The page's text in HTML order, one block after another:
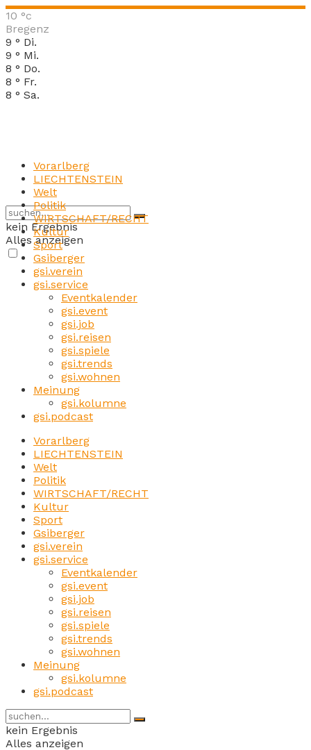
10 °c
Bregenz
9 ° Di.
9 ° Mi.
8 ° Do.
8 ° Fr.
8 ° Sa.
kein Ergebnis
Alles anzeigen
Vorarlberg
LIECHTENSTEIN
Welt
Politik
WIRTSCHAFT/RECHT
Kultur
Sport
Gsiberger
gsi.verein
gsi.service
Eventkalender
gsi.event
gsi.job
gsi.reisen
gsi.spiele
gsi.trends
gsi.wohnen
Meinung
gsi.kolumne
gsi.podcast
Vorarlberg
LIECHTENSTEIN
Welt
Politik
WIRTSCHAFT/RECHT
Kultur
Sport
Gsiberger
gsi.verein
gsi.service
Eventkalender
gsi.event
gsi.job
gsi.reisen
gsi.spiele
gsi.trends
gsi.wohnen
Meinung
gsi.kolumne
gsi.podcast
kein Ergebnis
Alles anzeigen